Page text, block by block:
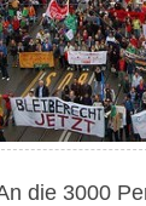
die 3000